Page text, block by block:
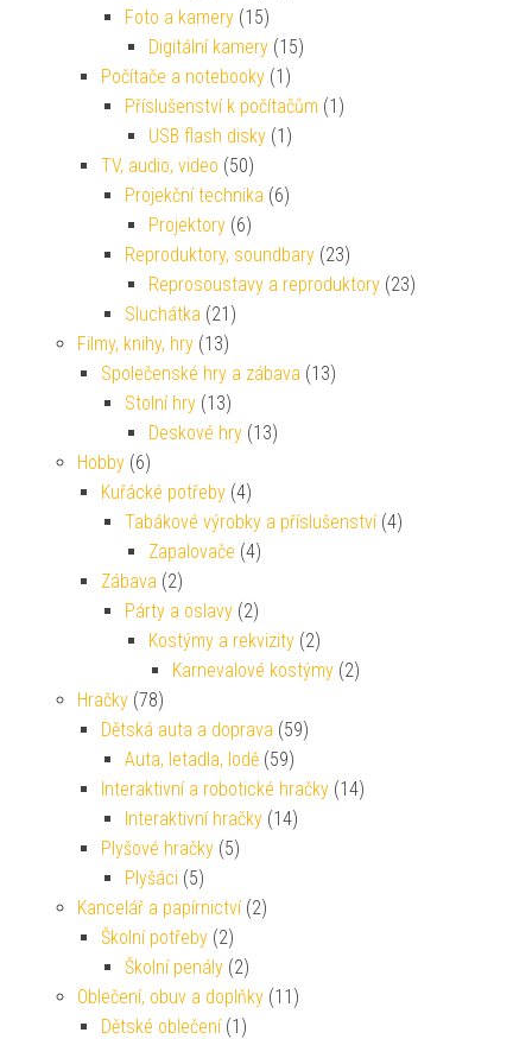
Foto a kamery (15)
Digitální kamery (15)
Počítače a notebooky (1)
Příslušenství k počítačům (1)
USB flash disky (1)
TV, audio, video (50)
Projekční technika (6)
Projektory (6)
Reproduktory, soundbary (23)
Reprosoustavy a reproduktory (23)
Sluchátka (21)
Filmy, knihy, hry (13)
Společenské hry a zábava (13)
Stolní hry (13)
Deskové hry (13)
Hobby (6)
Kuřácké potřeby (4)
Tabákové výrobky a příslušenství (4)
Zapalovače (4)
Zábava (2)
Párty a oslavy (2)
Kostýmy a rekvizity (2)
Karnevalové kostýmy (2)
Hračky (78)
Dětská auta a doprava (59)
Auta, letadla, lodě (59)
Interaktivní a robotické hračky (14)
Interaktivní hračky (14)
Plyšové hračky (5)
Plyšáci (5)
Kancelář a papírnictví (2)
Školní potřeby (2)
Školní penály (2)
Oblečení, obuv a doplňky (11)
Dětské oblečení (1)